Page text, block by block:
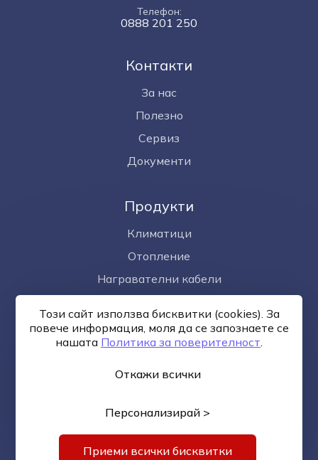
Контакти
За нас
Полезно
Сервиз
Документи
Продукти
Климатици
Отопление
Награвателни кабели
Фотоволтаици
Телефон
0888 201 250
© —2026
Карта на сайта
Изработка на сайт върху Creativiso® Xpress™
Този сайт използва бисквитки (cookies). За
повече информация, моля да се запознаете се
нашaтa Политика за поверителност.
Откажи всички
Персонализирай >
Приеми всички бисквитки